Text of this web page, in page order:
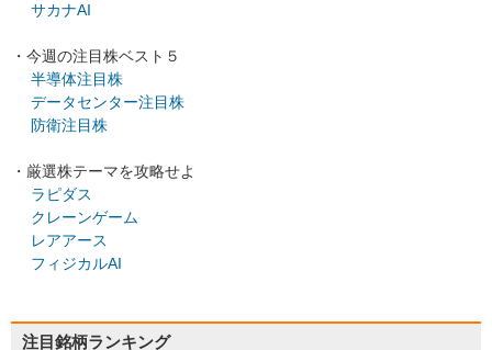
サカナAI
・今週の注目株ベスト５
半導体注目株
データセンター注目株
防衛注目株
・厳選株テーマを攻略せよ
ラピダス
クレーンゲーム
レアアース
フィジカルAI
注目銘柄ランキング